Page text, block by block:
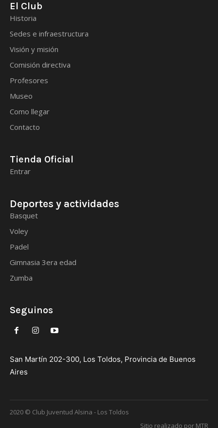
El Club
Historia
Sedes e infraestructura
Visión y misión
Comisión directiva
Profesores
Museo
Como llegar
Contacto
Tienda Oficial
Entrar
Deportes y actividades
Basquet
Voley
Padel
Gimnasia 3era edad
Zumba
Seguinos
San Martín 202-300, Los Toldos, Provincia de Buenos
Aires
2020 © Club Juventud Alsina - Los Toldos
Sitio realizado por MTR